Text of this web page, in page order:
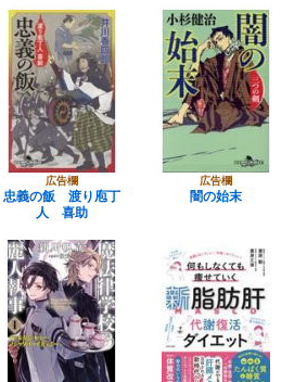
広告欄
忠義の飯 渡り庖丁
人 喜助
広告欄
闇の始末